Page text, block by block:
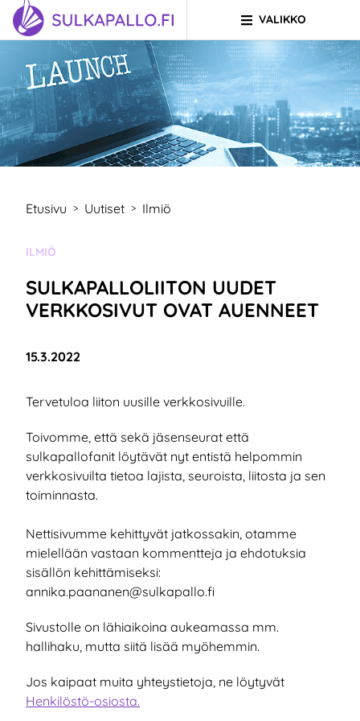
Siirry sivun sisältöön
SIIRRY ETUSIVULLE
VALIKKO
Etusivu > Uutiset > Ilmiö
KATEGORIA:
ILMIÖ
SULKAPALLOLIITON UUDET
VERKKOSIVUT OVAT AUENNEET
Julkaistu:
15.3.2022
Tervetuloa liiton uusille verkkosivuille.
Toivomme, että sekä jäsenseurat että
sulkapallofanit löytävät nyt entistä helpommin
verkkosivuilta tietoa lajista, seuroista, liitosta ja sen
toiminnasta.
Nettisivumme kehittyvät jatkossakin, otamme
mielellään vastaan kommentteja ja ehdotuksia
sisällön kehittämiseksi:
annika.paananen@sulkapallo.fi
Sivustolle on lähiaikoina aukeamassa mm.
hallihaku, mutta siitä lisää myöhemmin.
Jos kaipaat muita yhteystietoja, ne löytyvät
Henkilöstö-osiosta.